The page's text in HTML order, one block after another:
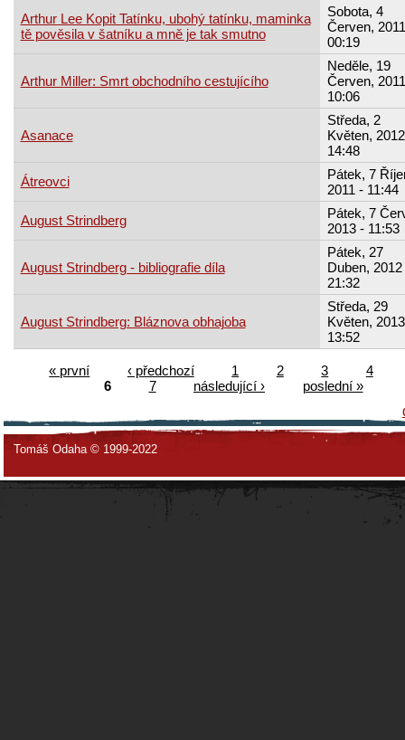
Arthur Lee Kopit Tatínku, ubohý tatínku, maminka
tě pověsila v šatníku a mně je tak smutno
Sobota, 4
Červen,
00:19
Arthur Miller: Smrt obchodního cestujícího
Neděle, 19
Červen,
10:06
Asanace
Středa, 2
Květen,
14:48
Átreovci
Pátek, 7
2011 - 11:44
August Strindberg
Pátek, 7
2013 - 11:53
August Strindberg - bibliografie díla
Pátek, 27
Duben, 2012
21:32
August Strindberg: Bláznova obhajoba
Středa, 29
Květen,
13:52
« první ‹ předchozí 1 2 3
4
6
7 následující ›
poslední »
Tomáš Odaha © 1999-2022